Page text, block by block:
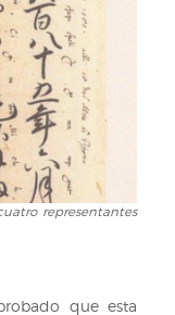
representantes
que esta